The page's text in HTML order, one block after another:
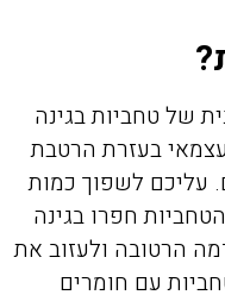
של טחביות בגינה
עצמאי בעזרת הרטבת
עליכם לשפוך כמות
חפרו בגינה
הרטובה ולעזוב את
עם חומרים